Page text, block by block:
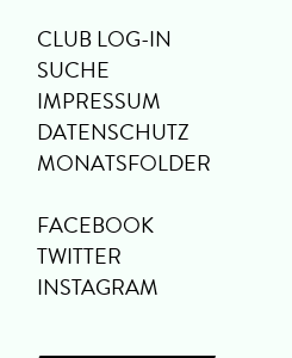
CLUB LOG-IN
SUCHE
IMPRESSUM
DATENSCHUTZ
MONATSFOLDER
FACEBOOK
TWITTER
INSTAGRAM